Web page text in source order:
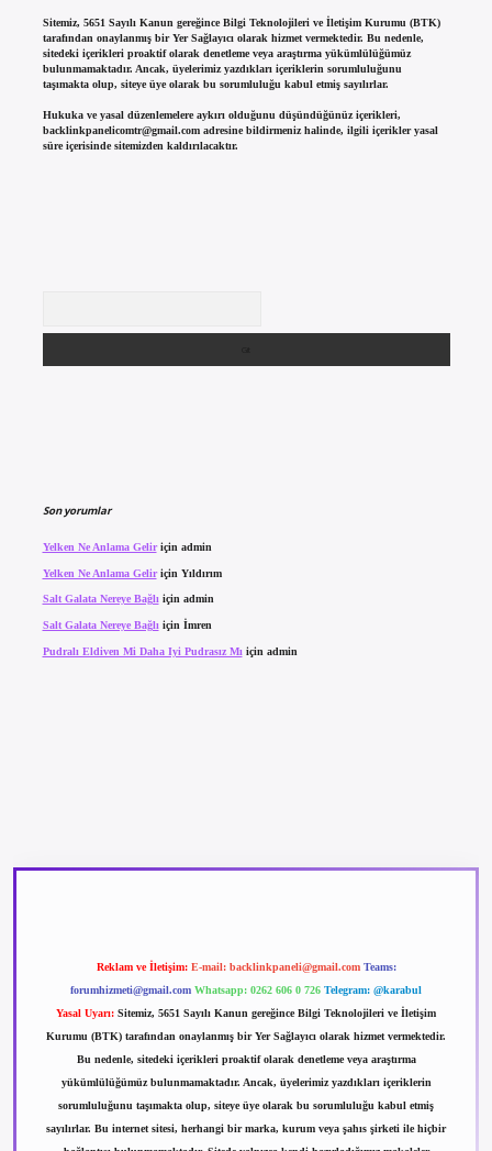
Sitemiz, 5651 Sayılı Kanun gereğince Bilgi Teknolojileri ve İletişim Kurumu (BTK)
tarafından onaylanmış bir Yer Sağlayıcı olarak hizmet vermektedir. Bu nedenle,
sitedeki içerikleri proaktif olarak denetleme veya araştırma yükümlülüğümüz
bulunmamaktadır. Ancak, üyelerimiz yazdıkları içeriklerin sorumluluğunu
taşımakta olup, siteye üye olarak bu sorumluluğu kabul etmiş sayılırlar.
Hukuka ve yasal düzenlemelere aykırı olduğunu düşündüğünüz içerikleri,
backlinkpanelicomtr@gmail.comadresine bildirmeniz halinde, ilgili içerikler yasal
süre içerisinde sitemizden kaldırılacaktır.
Son yorumlar
Yelken Ne Anlama Geliriçin admin
Yelken Ne Anlama Geliriçin Yıldırım
Salt Galata Nereye Bağlıiçin admin
Salt Galata Nereye Bağlı için İmren
Pudralı Eldiven Mi Daha Iyi Pudrasız Mı için admin
Reklam ve İletişim: E-mail: backlinkpaneli@gmail.com Teams:
forumhizmeti@gmail.com Whatsapp: 0262 606 0 726 Telegram: @karabul
Yasal Uyarı: Sitemiz, 5651 Sayılı Kanun gereğince Bilgi Teknolojileri ve İletişim
Kurumu (BTK) tarafından onaylanmış bir Yer Sağlayıcı olarak hizmet vermektedir.
Bu nedenle, sitedeki içerikleri proaktif olarak denetleme veya araştırma
yükümlülüğümüz bulunmamaktadır. Ancak, üyelerimiz yazdıkları içeriklerin
sorumluluğunu taşımakta olup, siteye üye olarak bu sorumluluğu kabul etmiş
sayılırlar. Bu internet sitesi, herhangi bir marka, kurum veya şahıs şirketi ile hiçbir